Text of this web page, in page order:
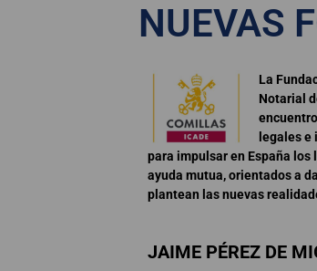
NUEVAS
La
Notarial
legales
para impulsar en España
ayuda mutua, orientados a
plantean las nuevas
JAIME PÉREZ DE